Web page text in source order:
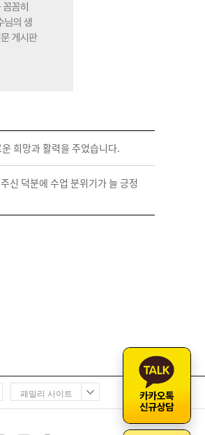
희망과 활력을 주었습니다.
신 덕분에 수업 분위기가 늘 긍정
패밀리 사이트